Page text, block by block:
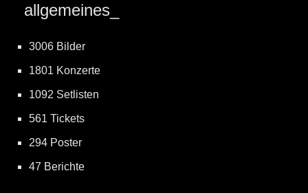
allgemeines_
3006 Bilder
1801 Konzerte
1092 Setlisten
561 Tickets
294 Poster
47 Berichte